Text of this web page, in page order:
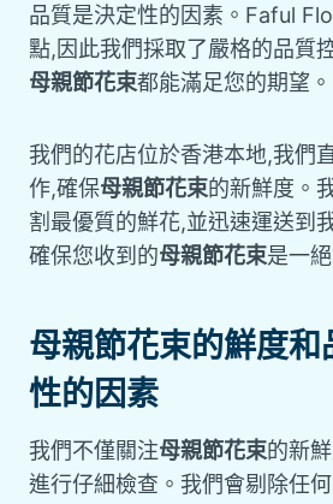
品質是決定性的因素。Faful
點,因此我們採取了嚴格的品質
母親節花束都能滿足您的期望。
我們的花店位於香港本地,我們
作,確保母親節花束的新鮮度。
割最優質的鮮花,並迅速運送到
確保您收到的母親節花束是一
母親節花束的鮮度和
性的因素
我們不僅關注母親節花束的新
進行仔細檢查。我們會剔除任